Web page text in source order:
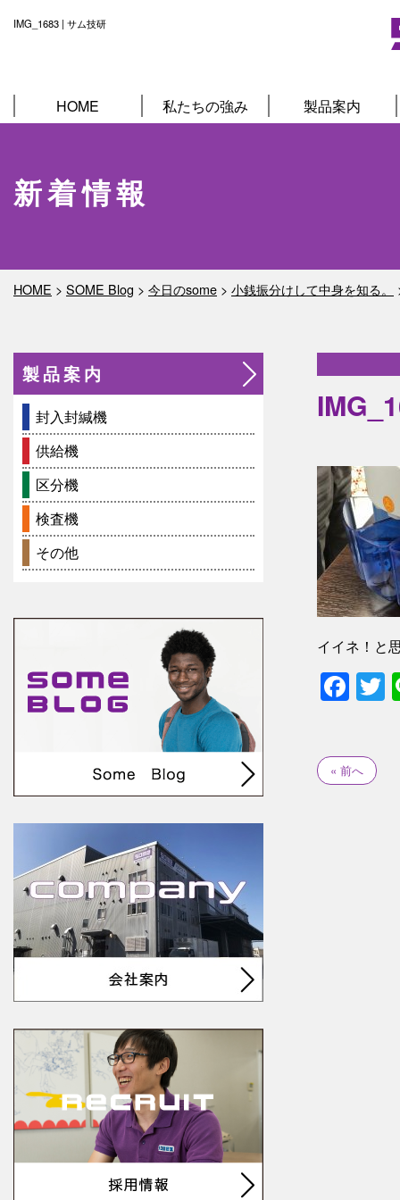
IMG_1683 | サム技研
HOME 私たちの強み 製品案内
新着情報
HOME > SOME Blog > 今日のsome > 小銭振分けして中身を知る。
イイネ！と
« 前へ
製品案内
封入封緘機
供給機
区分機
検査機
その他